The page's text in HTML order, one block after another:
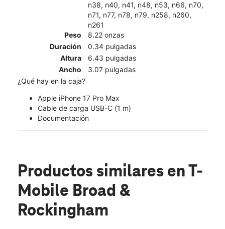
n38, n40, n41, n48, n53, n66, n70,
n71, n77, n78, n79, n258, n260,
n261
Peso
8.22 onzas
Duración
0.34 pulgadas
Altura
6.43 pulgadas
Ancho
3.07 pulgadas
¿Qué hay en la caja?
Apple iPhone 17 Pro Max
Cable de carga USB-C (1 m)
Documentación
Productos similares en T-
Mobile Broad &
Rockingham